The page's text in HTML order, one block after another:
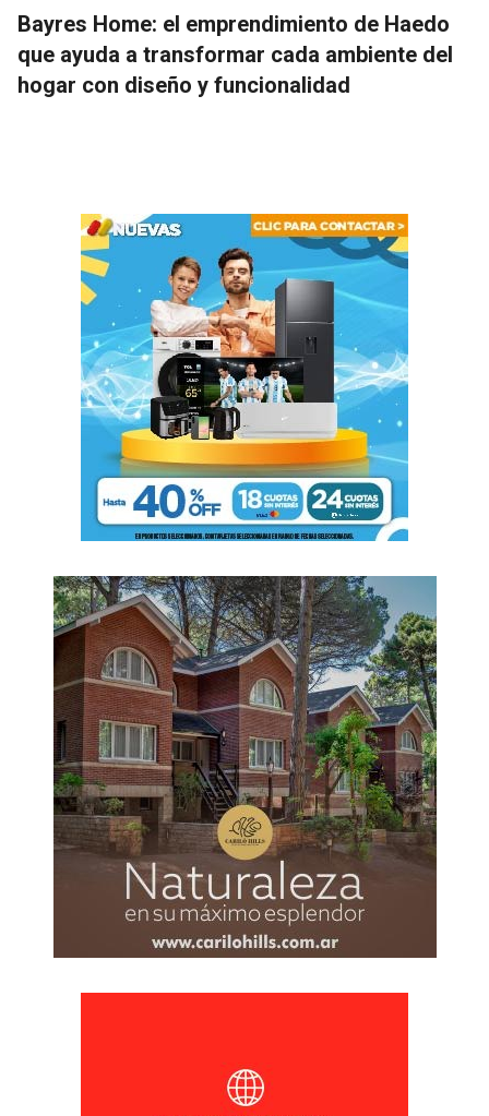
Bayres Home: el emprendimiento de Haedo
que ayuda a transformar cada ambiente del
hogar con diseño y funcionalidad